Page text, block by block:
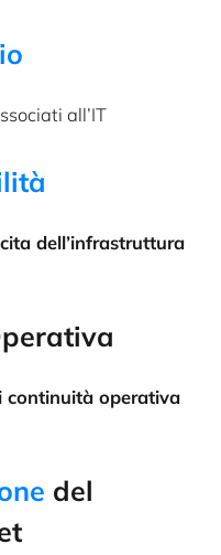
all’IT
dell’infrastruttura
continuità operativa
del